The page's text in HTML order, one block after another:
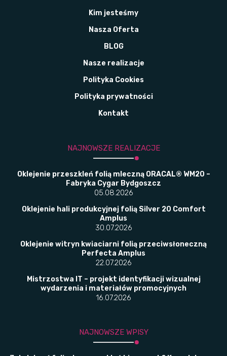
Kim jesteśmy
Nasza Oferta
BLOG
Nasze realizacje
Polityka Cookies
Polityka prywatności
Kontakt
NAJNOWSZE REALIZACJE
Oklejenie przeszkleń folią mleczną ORACAL® WM20 –
Fabryka Cygar Bydgoszcz
05.08.2026
Oklejenie hali produkcyjnej folią Silver 20 Comfort
Amplus
30.07.2026
Oklejenie witryn kwiaciarni folią przeciwsłoneczną
Perfecta Amplus
22.07.2026
Mistrzostwa IT – projekt identyfikacji wizualnej
wydarzenia i materiałów promocyjnych
16.07.2026
NAJNOWSZE WPISY